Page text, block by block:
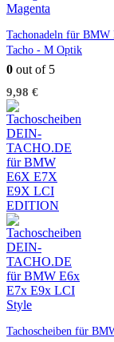
Tachonadeln für
Tacho - M Optik
0 out of 5
9,98 €
Tachoscheiben für